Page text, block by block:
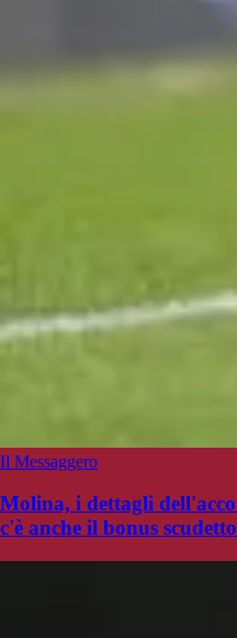
Il Messaggero
Molina, i dettagli
c'è anche il bonus scudetto